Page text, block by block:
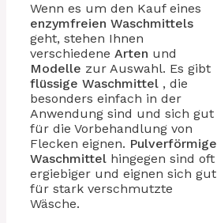
Wenn es um den Kauf eines
enzymfreien Waschmittels
geht, stehen Ihnen
verschiedene Arten und
Modelle zur Auswahl. Es gibt
flüssige Waschmittel , die
besonders einfach in der
Anwendung sind und sich gut
für die Vorbehandlung von
Flecken eignen. Pulverförmige
Waschmittel hingegen sind oft
ergiebiger und eignen sich gut
für stark verschmutzte
Wäsche.